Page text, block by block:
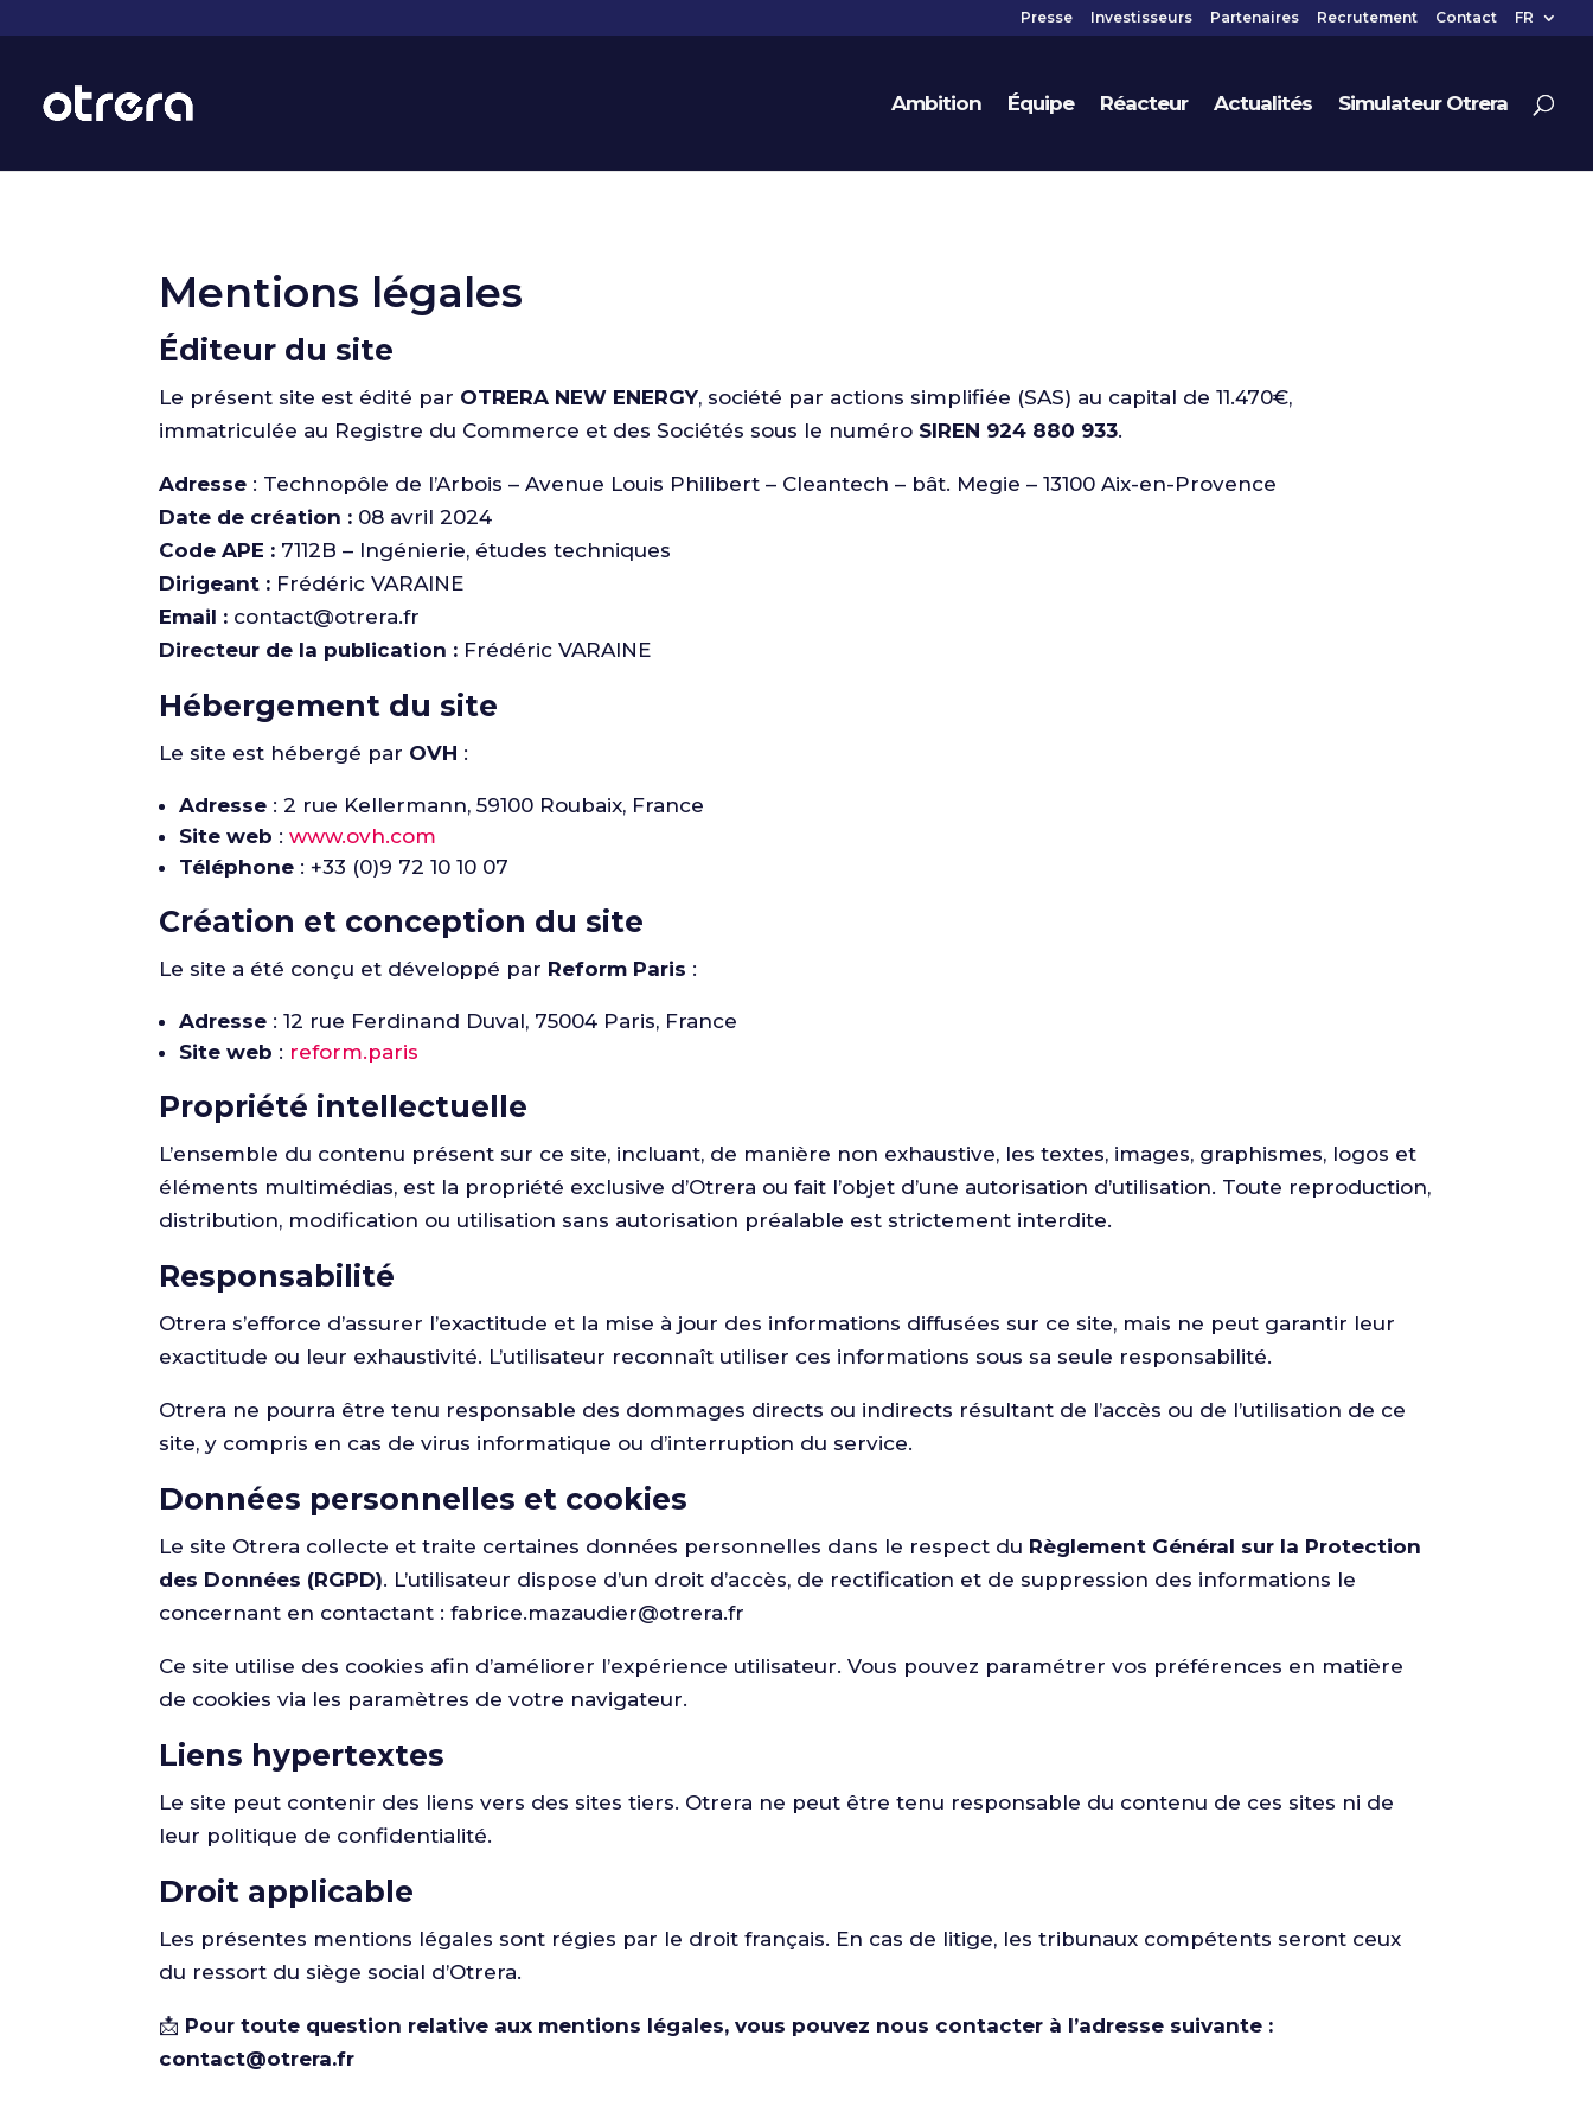
Presse Investisseurs Partenaires Recrutement Contact FR
Ambition Équipe Réacteur Actualités Simulateur Otrera
Mentions légales
Éditeur du site
Le présent site est édité par OTRERA NEW ENERGY, société par actions simplifiée (SAS) au capital de 11.470€,
immatriculée au Registre du Commerce et des Sociétés sous le numéro SIREN 924 880 933.
Adresse : Technopôle de l’Arbois – Avenue Louis Philibert – Cleantech – bât. Megie – 13100 Aix-en-Provence
Date de création : 08 avril 2024
Code APE : 7112B – Ingénierie, études techniques
Dirigeant : Frédéric VARAINE
Email : contact@otrera.fr
Directeur de la publication : Frédéric VARAINE
Hébergement du site
Le site est hébergé par OVH :
Adresse : 2 rue Kellermann, 59100 Roubaix, France
Site web :www.ovh.com
Téléphone : +33 (0)9 72 10 10 07
Création et conception du site
Le site a été conçu et développé par Reform Paris :
Adresse : 12 rue Ferdinand Duval, 75004 Paris, France
Site web : reform.paris
Propriété intellectuelle
L’ensemble du contenu présent sur ce site, incluant, de manière non exhaustive, les textes, images, graphismes, logos et
éléments multimédias, est la propriété exclusive d’Otrera ou fait l’objet d’une autorisation d’utilisation. Toute reproduction,
distribution, modification ou utilisation sans autorisation préalable est strictement interdite.
Responsabilité
Otrera s’efforce d’assurer l’exactitude et la mise à jour des informations diffusées sur ce site, mais ne peut garantir leur
exactitude ou leur exhaustivité. L’utilisateur reconnaît utiliser ces informations sous sa seule responsabilité.
Otrera ne pourra être tenu responsable des dommages directs ou indirects résultant de l’accès ou de l’utilisation de ce
site, y compris en cas de virus informatique ou d’interruption du service.
Données personnelles et cookies
Le site Otrera collecte et traite certaines données personnelles dans le respect du Règlement Général sur la Protection
des Données (RGPD). L’utilisateur dispose d’un droit d’accès, de rectification et de suppression des informations le
concernant en contactant : fabrice.mazaudier@otrera.fr
Ce site utilise des cookies afin d’améliorer l’expérience utilisateur. Vous pouvez paramétrer vos préférences en matière
de cookies via les paramètres de votre navigateur.
Liens hypertextes
Le site peut contenir des liens vers des sites tiers. Otrera ne peut être tenu responsable du contenu de ces sites ni de
leur politique de confidentialité.
Droit applicable
Les présentes mentions légales sont régies par le droit français. En cas de litige, les tribunaux compétents seront ceux
du ressort du siège social d’Otrera.
📩 Pour toute question relative aux mentions légales, vous pouvez nous contacter à l’adresse suivante :
contact@otrera.fr